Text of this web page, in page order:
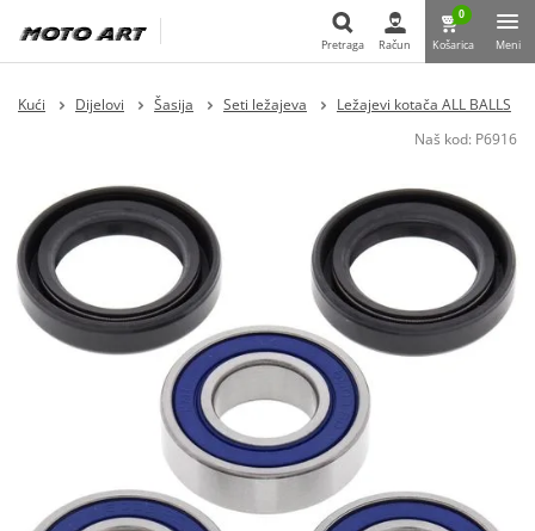
Pretraga
Pretraga Račun
0
Košarica Meni
Kući Dijelovi Šasija Seti ležajeva
Ležajevi kotača ALL BALLS
Naš kod: P6916